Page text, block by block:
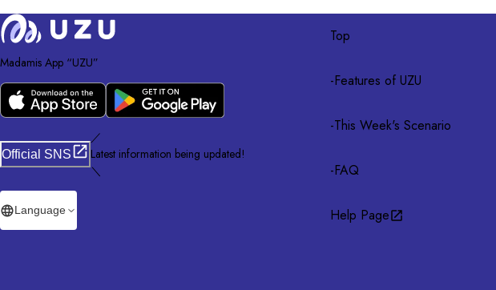
Madamis App “UZU”
Official SNS
／
Latest information being updated!
＼
Language
Top
-Features of UZU
-This Week's Scenario
-FAQ
Help Page